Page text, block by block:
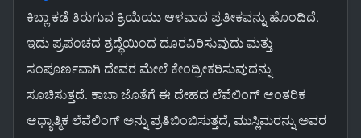
ಕಿಬ್ಲಾ ಕಡೆ ತಿರುಗುವ ಕ್ರಿಯೆಯು ಆಳವಾದ ಪ್ರತೀಕವನ್ನು ಹೊಂದಿದೆ.
ಇದು ಪ್ರಪಂಚದ ಶ್ರದ್ಧೆಯಿಂದ ದೂರವಿರಿಸುವುದು ಮತ್ತು
ಸಂಪೂರ್ಣವಾಗಿ ದೇವರ ಮೇಲೆ ಕೇಂದ್ರೀಕರಿಸುವುದನ್ನು
ಸೂಚಿಸುತ್ತದೆ. ಕಾಬಾ ಜೊತೆಗೆ ಈ ದೇಹದ ಲೆವೆಲಿಂಗ್ ಆಂತರಿಕ
ಆಧ್ಯಾತ್ಮಿಕ ಲೆವೆಲಿಂಗ್ ಅನ್ನು ಪ್ರತಿಬಿಂಬಿಸುತ್ತದೆ, ಮುಸ್ಲಿಮರನ್ನು ಅವರ